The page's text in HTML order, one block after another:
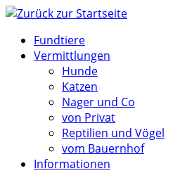
Zum
springenFundtiere
Vermittlungen
Hunde
Katzen
Nager und Co
von Privat
Reptilien und Vögel
vom Bauernhof
Informationen